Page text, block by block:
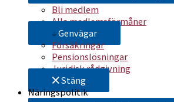
Bli medlem
Alla medlemsförmåner
Genvägar
Försäkringar
Pensionslösningar
Juridisk rådgivning
Stäng
Näringspolitik